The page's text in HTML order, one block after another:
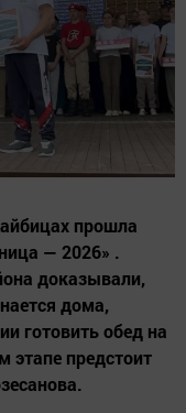
прошла
— 2026» .
доказывали,
дома,
готовить обед на
этапе предстоит